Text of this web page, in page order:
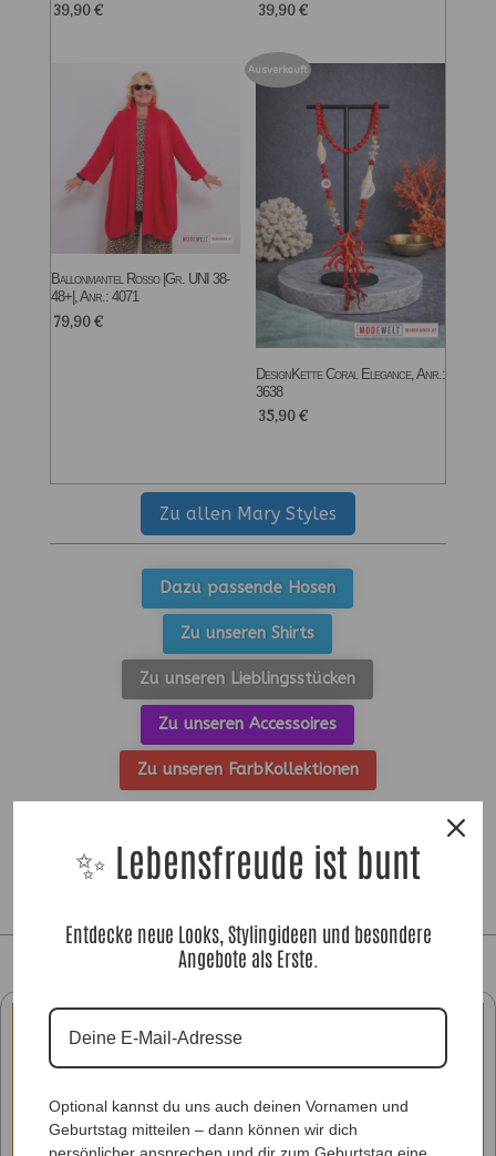
39,90€ 39,90€
Ballonmantel Rosso |Gr. UNI 38-
48+|, Anr.: 4071
79,90€
Ausverkauft
DesignKette Coral Elegance, Anr.:
3638
35,90€
Zu allen Mary Styles
Dazu passende Hosen
Zu unseren Shirts
Zu unseren Lieblingsstücken
Zu unseren Accessoires
Zu unseren FarbKollektionen
✨ Lebensfreude ist bunt
Entdecke neue Looks, Stylingideen und besondere
Angebote als Erste.
Optional kannst du uns auch deinen Vornamen und
Geburtstag mitteilen – dann können wir dich